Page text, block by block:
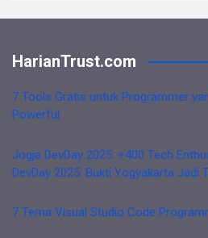
HarianTrust.com
7 Tools Gratis untuk Programmer
Powerful
Jogja DevDay 2025: +400 Tech
DevDay 2025: Bukti Yogyakarta Jadi
7 Tema Visual Studio Code